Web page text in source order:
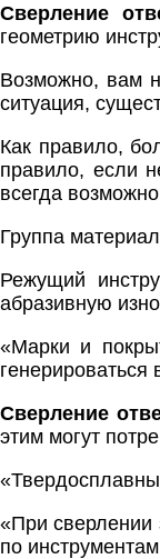
Сверление
геометрию
Возможно, вам
ситуация,
Как правило,
правило, если
всегда
Группа
Режущий
абразивную
«Марки и
Сверление
этим могут
«При сверлении
по